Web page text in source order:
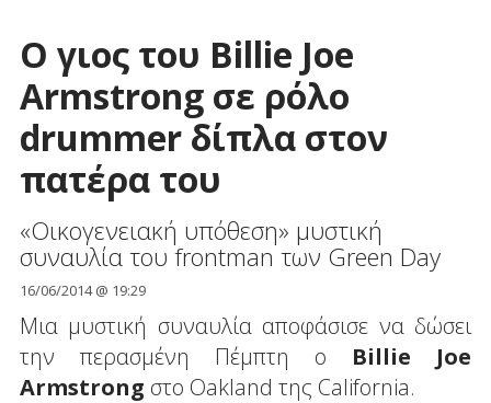
Ο γιος του Billie Joe
Armstrong σε ρόλο
drummer δίπλα στον
πατέρα του
«Οικογενειακή υπόθεση» μυστική
συναυλία του frontman των Green Day
16/06/2014 @ 19:29
Μια μυστική συναυλία αποφάσισε να δώσει
την περασμένη Πέμπτη ο Billie Joe
Armstrong στο Oakland της California.